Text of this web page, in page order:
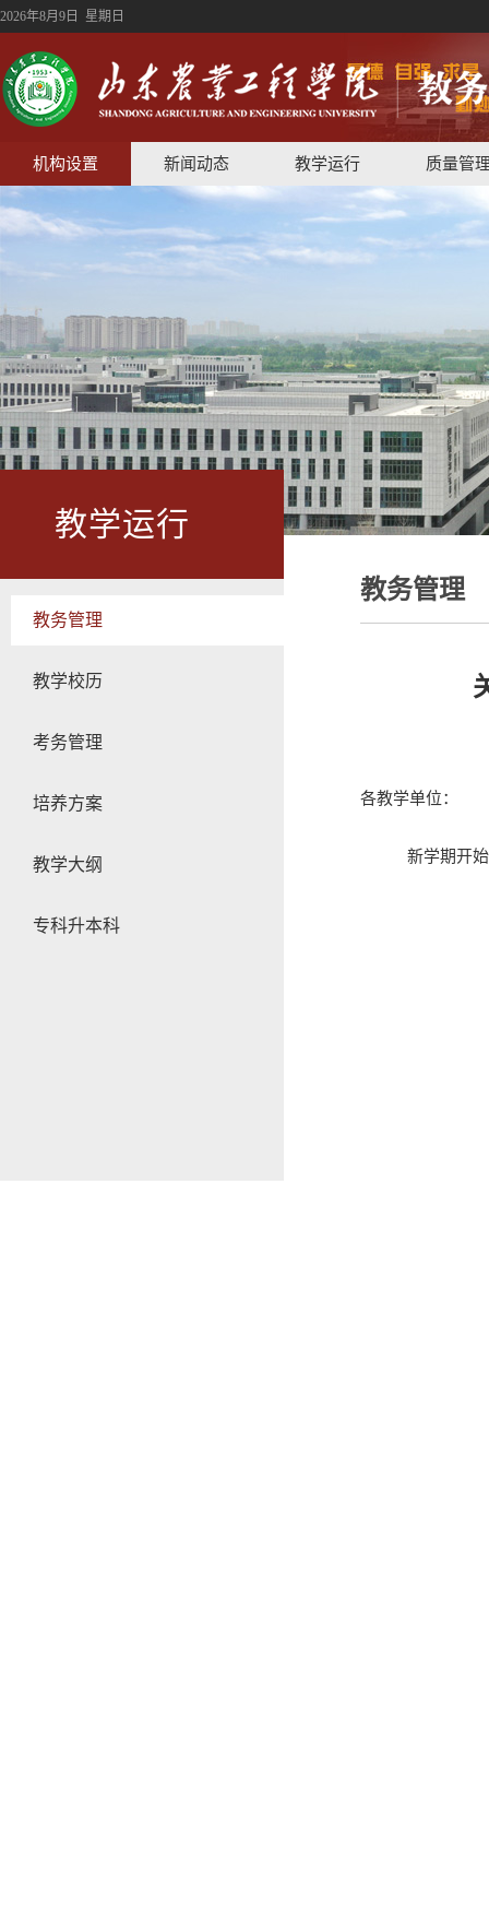
2026年8月9日 星期日
机构设置 新闻动态 教学运行 质量管
教学运行
教务管理
教学校历
考务管理
培养方案
教学大纲
专科升本科
教务管理
各教学单位：
新学期开